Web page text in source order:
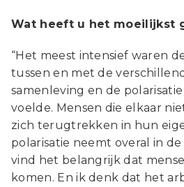
Wat heeft u het moeilijkst
“Het meest intensief waren
tussen en met de
samenleving en de
voelde. Mensen die elkaar
zich terugtrekken in hun
polarisatie neemt overal in
vind het belangrijk dat
komen. En ik denk dat het